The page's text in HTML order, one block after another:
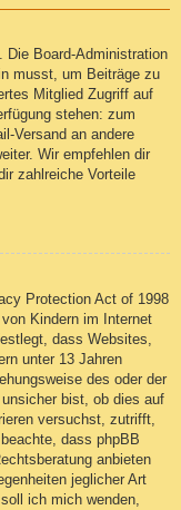
Die Board-Administration
musst, um Beiträge zu
Mitglied Zugriff auf
stehen: zum
Versand an andere
Wir empfehlen dir
zahlreiche Vorteile
Protection Act of 1998
Kindern im Internet
dass Websites,
unter 13 Jahren
des oder der
bist, ob dies auf
versuchst, zutrifft,
dass phpBB
anbieten
jeglicher Art
ich mich wenden,